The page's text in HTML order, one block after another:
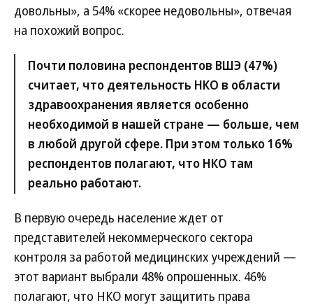
довольны», а 54% «скорее недовольны», отвечая
на похожий вопрос.
Почти половина респондентов ВШЭ (47%)
считает, что деятельность НКО в области
здравоохранения является особенно
необходимой в нашей стране — больше, чем
в любой другой сфере. При этом только 16%
респондентов полагают, что НКО там
реально работают.
В первую очередь население ждет от
представителей некоммерческого сектора
контроля за работой медицинских учреждений —
этот вариант выбрали 48% опрошенных. 46%
полагают, что НКО могут защитить права